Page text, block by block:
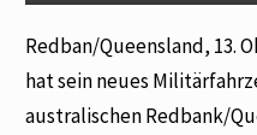
Redban/Queensland, 13.
hat sein neues
australischen Redbank/